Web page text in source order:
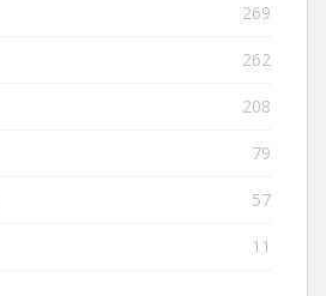
269
262
208
79
57
11